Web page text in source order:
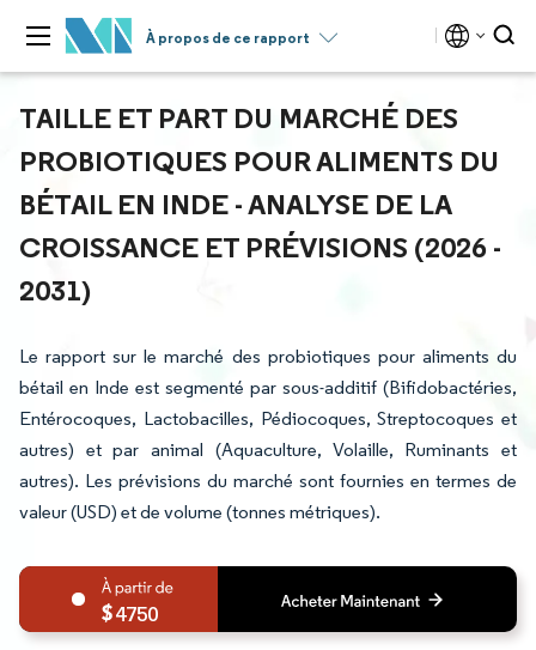
À propos de ce rapport
TAILLE ET PART DU MARCHÉ DES
PROBIOTIQUES POUR ALIMENTS DU
BÉTAIL EN INDE - ANALYSE DE LA
CROISSANCE ET PRÉVISIONS (2026 -
2031)
Le rapport sur le marché des probiotiques pour aliments du
bétail en Inde est segmenté par sous-additif (Bifidobactéries,
Entérocoques, Lactobacilles, Pédiocoques, Streptocoques et
autres) et par animal (Aquaculture, Volaille, Ruminants et
autres). Les prévisions du marché sont fournies en termes de
valeur (USD) et de volume (tonnes métriques).
4750